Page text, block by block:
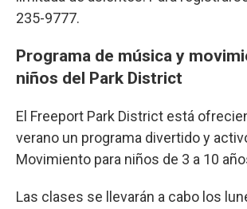
235-9777.
Programa de música y
niños del Park District
El Freeport Park District está
verano un programa divertido y
Movimiento para niños de 3 a 10
Las clases se llevarán a cabo los